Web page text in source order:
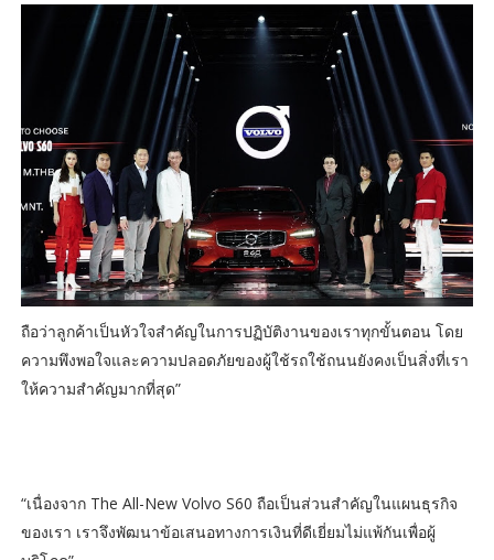
ถือว่าลูกค้าเป็นหัวใจสำคัญในการปฏิบัติงานของเราทุกขั้นตอน โดย
ความพึงพอใจและความปลอดภัยของผู้ใช้รถใช้ถนนยังคงเป็นสิ่งที่เรา
ให้ความสำคัญมากที่สุด”
“เนื่องจาก The All-New Volvo S60 ถือเป็นส่วนสำคัญในแผนธุรกิจ
ของเรา เราจึงพัฒนาข้อเสนอทางการเงินที่ดีเยี่ยมไม่แพ้กันเพื่อผู้